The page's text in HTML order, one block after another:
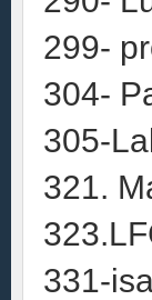
299-
304-
305-
321.
331-